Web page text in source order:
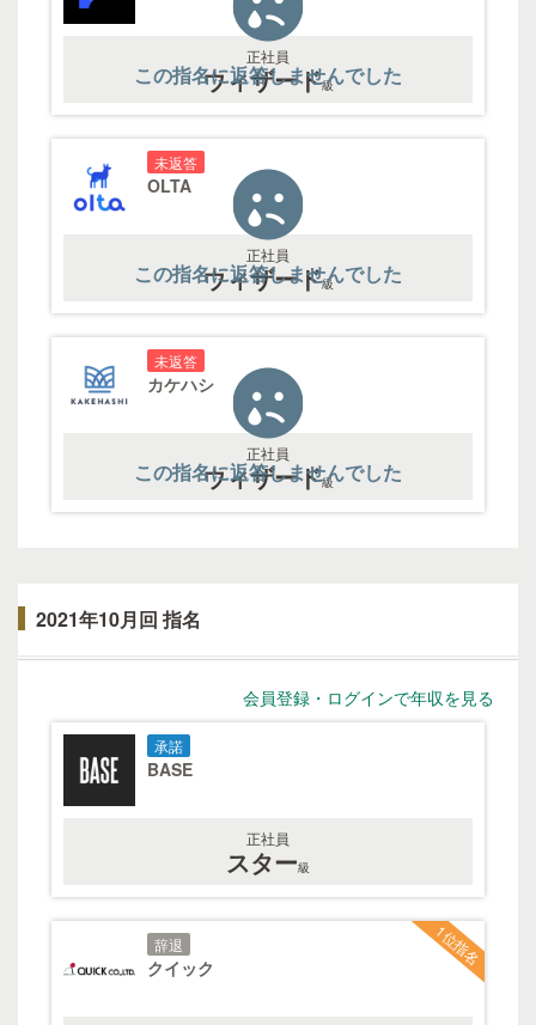
この指名に返答しませんでした
正社員
ウィザード級
この指名に返答しませんでした
未返答
OLTA
正社員
ウィザード級
この指名に返答しませんでした
未返答
カケハシ
正社員
ウィザード級
2021年10月回 指名
会員登録・ログインで年収を見る
承諾
BASE
正社員
スター級
1位指名
辞退
クイック